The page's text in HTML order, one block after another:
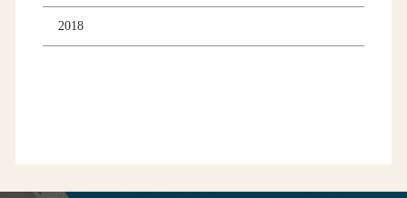
2018